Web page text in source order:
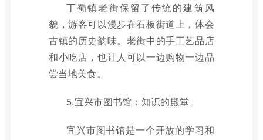
丁蜀镇老街保留了传统的建筑风
貌，游客可以漫步在石板街道上，体会
古镇的历史韵味。老街中的手工艺品店
和小吃店，也让人可以一边购物一边品
尝当地美食。
5.宜兴市图书馆：知识的殿堂
宜兴市图书馆是一个开放的学习和